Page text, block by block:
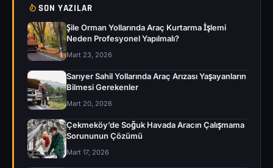
SON YAZILAR
Şile Orman Yollarında Araç Kurtarma İşlemi
Neden Profesyonel Yapılmalı?
Mart 23, 2026
Sarıyer Sahil Yollarında Araç Arızası Yaşayanların
Bilmesi Gerekenler
Mart 20, 2026
Çekmeköy’de Soğuk Havada Aracın Çalışmama
Sorununun Çözümü
Mart 17, 2026